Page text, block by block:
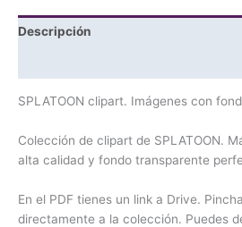
Descripción
SPLATOON clipart. Imágenes con
Colección de clipart de SPLATOON.
alta calidad y fondo transparente
En el PDF tienes un link a Drive.
directamente a la colección. Puedes